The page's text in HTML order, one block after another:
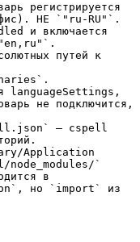
регистрируется
НЕ `"ru-RU"`.
и включается
"en,ru"`.
путей к
languageSettings,
не подключится,
— cspell
Application
`
в
но `import` из